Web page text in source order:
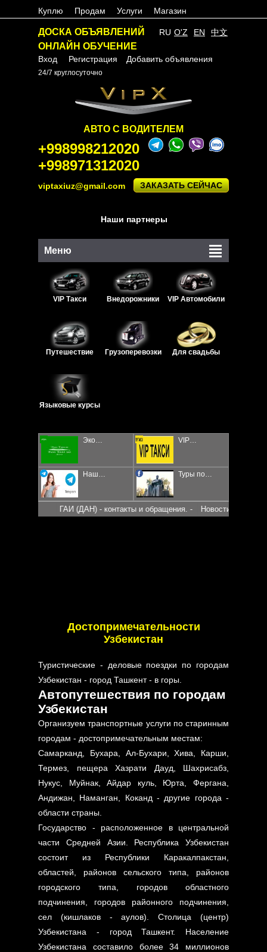
Куплю Продам Услуги Магазин
ДОСКА ОБЪЯВЛЕНИЙ
ОНЛАЙН ОБУЧЕНИЕ
Вход Регистрация Добавить объявления
АВТО С ВОДИТЕЛЕМ
Наши партнеры
RU O'Z EN 中文
24/7 круглосуточно
+998998212020
+998971312020
viptaxiuz@gmail.com ЗАКАЗАТЬ СЕЙЧАС
Меню
VIP Такси Внедорожники VIP Автомобили
Путешествие Грузоперевозки Для свадьбы
Языковые курсы
Эко… VIP…
Наш… Туры по…
ГАИ (ДАН) - контакты и обращения. - Новости для
Достопримечательности
Узбекистан
Туристические - деловые поездки по городам
Узбекистан - город Ташкент - в горы.
Автопутешествия по городам
Узбекистан
Организуем транспортные услуги по старинным
городам - достопримечательным местам:
Самарканд, Бухара, Ал-Бухари, Хива, Карши,
Термез, пещера Хазрати Дауд, Шахрисабз,
Нукус, Муйнак, Айдар куль, Юрта, Фергана,
Андижан, Наманган, Коканд - другие города -
области страны.
Государство - расположенное в центральной
части Средней Азии. Республика Узбекистан
состоит из Республики Каракалпакстан,
областей, районов сельского типа, районов
городского типа, городов областного
подчинения, городов районного подчинения,
сел (кишлаков - аулов). Столица (центр)
Узбекистана - город Ташкент. Население
Узбекистана составило более 34 миллионов